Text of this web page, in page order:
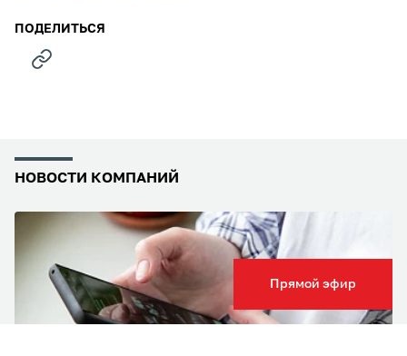
Прямой эфир
ПОДЕЛИТЬСЯ
НОВОСТИ КОМПАНИЙ